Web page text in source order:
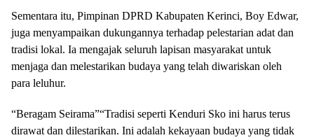
Sementara itu, Pimpinan DPRD Kabupaten Kerinci, Boy Edwar,
juga menyampaikan dukungannya terhadap pelestarian adat dan
tradisi lokal. Ia mengajak seluruh lapisan masyarakat untuk
menjaga dan melestarikan budaya yang telah diwariskan oleh
para leluhur.
“Beragam Seirama”“Tradisi seperti Kenduri Sko ini harus terus
dirawat dan dilestarikan. Ini adalah kekayaan budaya yang tidak